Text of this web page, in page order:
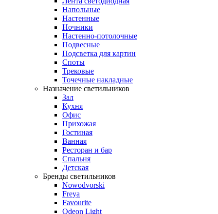
Напольные
Настенные
Ночники
Настенно-потолочные
Подвесные
Подсветка для картин
Споты
Трековые
Точечные накладные
Назначение светильников
Зал
Кухня
Офис
Прихожая
Гостиная
Ванная
Ресторан и бар
Спальня
Детская
Бренды светильников
Nowodvorski
Freya
Favourite
Odeon Light